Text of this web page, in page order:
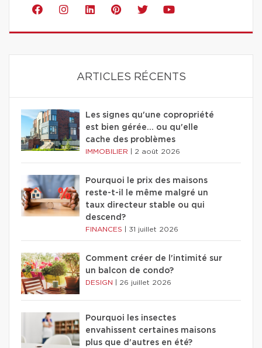
ARTICLES RÉCENTS
Les signes qu'une copropriété
est bien gérée… ou qu'elle
cache des problèmes
IMMOBILIER 2 août 2026
Pourquoi le prix des maisons
reste-t-il le même malgré un
taux directeur stable ou qui
descend?
FINANCES 31 juillet 2026
Comment créer de l'intimité sur
un balcon de condo?
DESIGN 26 juillet 2026
Pourquoi les insectes
envahissent certaines maisons
plus que d'autres en été?